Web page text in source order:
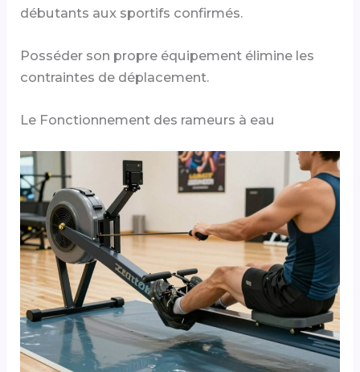
débutants aux sportifs confirmés.
Posséder son propre équipement élimine les
contraintes de déplacement.
Le Fonctionnement des rameurs à eau